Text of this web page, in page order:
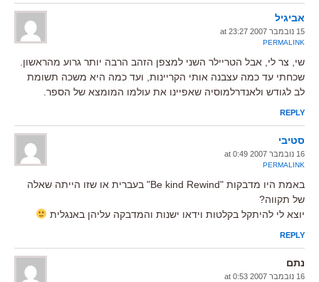
אביגיל
15 נובמבר 2007 at 23:27
PERMALINK
שי, צר לי, אבל הטריילר השני למצפן הזהב הרבה יותר גרוע מהראשון.
שכחתי עד כמה עצבנה אותי הקריינות, ועד כמה היא משכה תשומת
לב לגודש ולאנדרלמוסיה שאפיינו את עולמו המומצא של הספר.
REPLY
סטיבי
16 נובמבר 2007 at 0:49
PERMALINK
באמת היו מדבקות "Be kind Rewind" בעברית או שזו הייתה שאלה
של תקווה?
יוצא לי להיתקל בקלטות וידאו ישנות והמדבקה עליהן באנגלית
REPLY
נתם
16 נובמבר 2007 at 0:53